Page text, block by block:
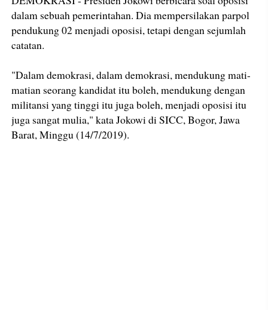
dalam sebuah pemerintahan. Dia mempersilakan parpol
pendukung 02 menjadi oposisi, tetapi dengan sejumlah
catatan.
"Dalam demokrasi, dalam demokrasi, mendukung mati-
matian seorang kandidat itu boleh, mendukung dengan
militansi yang tinggi itu juga boleh, menjadi oposisi itu
juga sangat mulia," kata Jokowi di SICC, Bogor, Jawa
Barat, Minggu (14/7/2019).